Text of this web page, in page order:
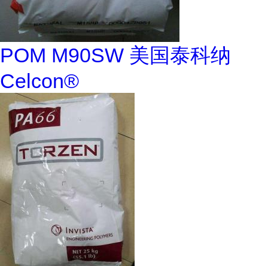
POM M90SW 美国泰科纳
Celcon®